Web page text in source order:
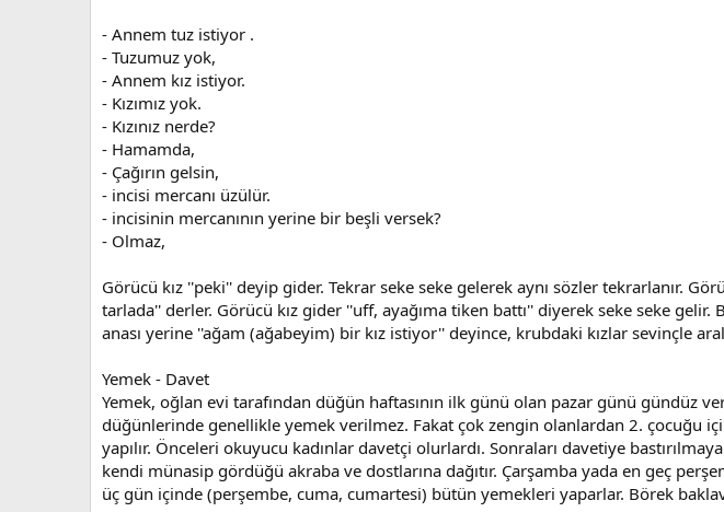
- Annem tuz istiyor .
- Tuzumuz yok,
- Annem kız istiyor.
- Kızımız yok.
- Kızınız nerde?
- Hamamda,
- Çağırın gelsin,
- incisi mercanı üzülür.
- incisinin mercanının yerine bir beşli versek?
- Olmaz,
Görücü kız ''peki'' deyip gider. Tekrar seke seke gelerek aynı sözler tekrarlanır.
tarlada'' derler. Görücü kız gider ''uff, ayağıma tiken battı'' diyerek seke seke
anası yerine ''ağam (ağabeyim) bir kız istiyor'' deyince, krubdaki kızlar sevinçle
Yemek - Davet
Yemek, oğlan evi tarafından düğün haftasının ilk günü olan pazar günü gündüz
düğünlerinde genellikle yemek verilmez. Fakat çok zengin olanlardan 2. çocuğu
yapılır. Önceleri okuyucu kadınlar davetçi olurlardı. Sonraları davetiye
kendi münasip gördüğü akraba ve dostlarına dağıtır. Çarşamba yada en geç
üç gün içinde (perşembe, cuma, cumartesi) bütün yemekleri yaparlar. Börek